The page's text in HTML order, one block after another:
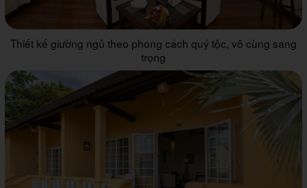
Thiết kế giường ngủ theo phong cách quý tộc, vô cùng sang
trọng